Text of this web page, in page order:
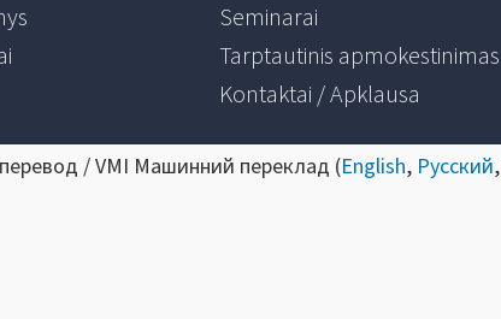
Seminarai
Tarptautinis apmokestinimas
Kontaktai / Apklausa
/ VMI Машинний переклад (English, Русский,